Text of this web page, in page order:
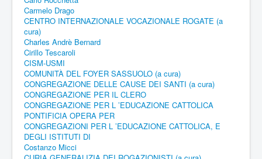
Carmelo Drago
CENTRO INTERNAZIONALE VOCAZIONALE ROGATE (a
cura)
Charles Andrè Bernard
Cirillo Tescaroli
CISM-USMI
COMUNITÀ DEL FOYER SASSUOLO (a cura)
CONGREGAZIONE DELLE CAUSE DEI SANTI (a cura)
CONGREGAZIONE PER IL CLERO
CONGREGAZIONE PER L ’EDUCAZIONE CATTOLICA
PONTIFICIA OPERA PER
CONGREGAZIONI PER L ’EDUCAZIONE CATTOLICA, E
DEGLI ISTITUTI DI
Costanzo Micci